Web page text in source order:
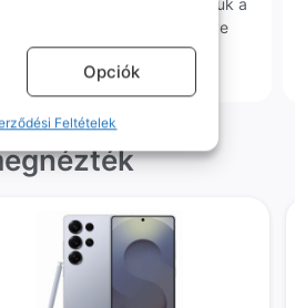
Opciók
Feltételek
és javítva vagy cserélve
küldjük vissza – neked ez 0 Ft
költséggel jár.